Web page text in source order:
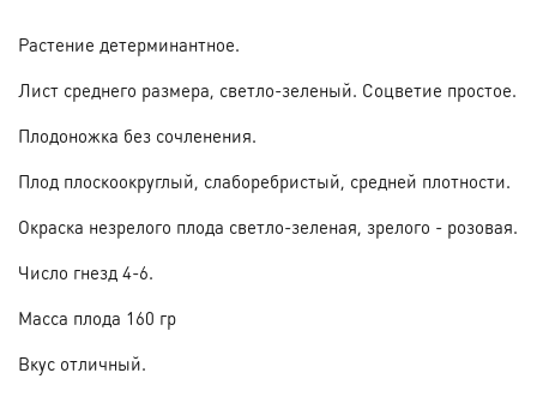
Растение детерминантное.
Лист среднего размера, светло-зеленый. Соцветие простое.
Плодоножка без сочленения.
Плод плоскоокруглый, слаборебристый, средней плотности.
Окраска незрелого плода светло-зеленая, зрелого - розовая.
Число гнезд 4-6.
Масса плода 160 гр
Вкус отличный.